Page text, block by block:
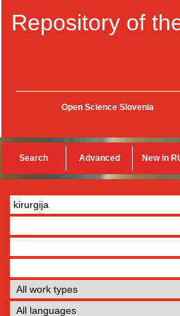
Repository of
Open Science Slovenia
Search Advanced New in